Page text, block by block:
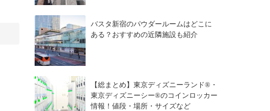
バスタ新宿のパウダールームはどこに
ある？おすすめの近隣施設も紹介
【総まとめ】東京ディズニーランド®・
東京ディズニーシー®のコインロッカー
情報！値段・場所・サイズなど